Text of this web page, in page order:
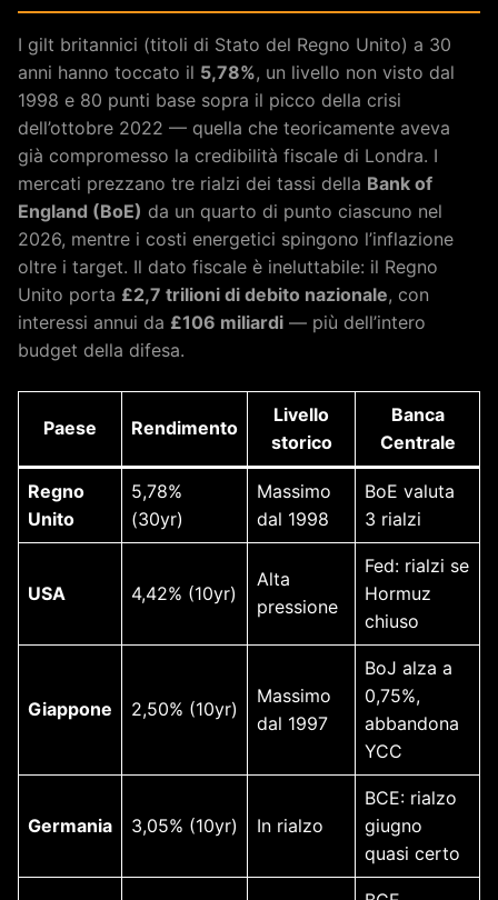
I gilt britannici (titoli di Stato del Regno Unito) a 30
anni hanno toccato il 5,78%, un livello non visto dal
1998 e 80 punti base sopra il picco della crisi
dell’ottobre 2022 — quella che teoricamente aveva
già compromesso la credibilità fiscale di Londra. I
mercati prezzano tre rialzi dei tassi della Bank of
England (BoE) da un quarto di punto ciascuno nel
2026, mentre i costi energetici spingono l’inflazione
oltre i target. Il dato fiscale è ineluttabile: il Regno
Unito porta £2,7 trilioni di debito nazionale, con
interessi annui da £106 miliardi — più dell’intero
budget della difesa.
Paese Rendimento
Livello
storico
Banca
Centrale
Regno
Unito
5,78%
(30yr)
Massimo
dal 1998
BoE valuta
3 rialzi
USA 4,42% (10yr)
Alta
pressione
Fed: rialzi se
Hormuz
chiuso
Giappone 2,50% (10yr)
Massimo
dal 1997
BoJ alza a
0,75%,
abbandona
YCC
Germania 3,05% (10yr) In rialzo
BCE: rialzo
giugno
quasi certo